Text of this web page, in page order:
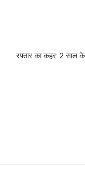
रफ्तार का कहर: 2 साल